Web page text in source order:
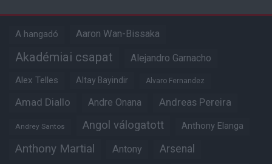
A hangadó Aaron Wan-Bissaka
Akadémiai csapat Alejandro Garnacho
Alex Telles Altay Bayindir Alvaro Fernandez
Amad Diallo Andre Onana Andreas Pereira
Andrey Santos Angol válogatott Anthony Elanga
Anthony Martial Antony Arsenal